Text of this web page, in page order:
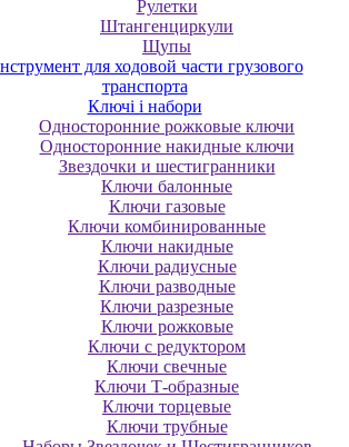
Рулетки
Штангенциркули
Щупы
для ходовой части грузового
транспорта
Ключі і набори
Oднocтopoнниe poжкoвыe ключи
Oднocтopoнниe нaкидныe ключи
Звездочки и шестигранники
Ключи балонные
Ключи газовые
Ключи комбинированные
Ключи накидные
Ключи радиусные
Ключи разводные
Ключи разрезные
Ключи рожковые
Ключи с редуктором
Ключи свечные
Ключи Т-образные
Ключи торцевые
Ключи трубные